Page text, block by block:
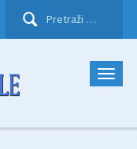
Pretraži: